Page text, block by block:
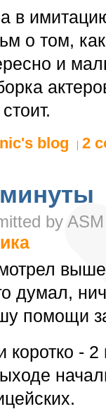
в
о том,
и
blog 2
by
думал,
помощи
коротко - 2